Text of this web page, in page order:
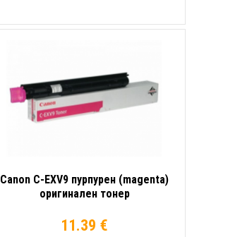
Canon C-EXV9 пурпурен (magenta)
оригинален тонер
11.39 €